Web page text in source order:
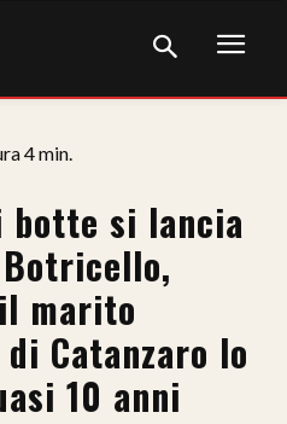
4min.
botte si lancia
marito
Catanzaro lo
10 anni